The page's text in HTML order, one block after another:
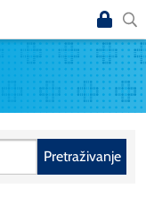
Pretraživanje